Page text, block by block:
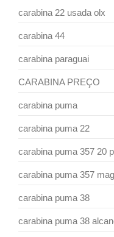
carabina 22 usada olx
carabina 44
carabina paraguai
CARABINA PREÇO
carabina puma
carabina puma 22
carabina puma 357 20
carabina puma 357
carabina puma 38
carabina puma 38